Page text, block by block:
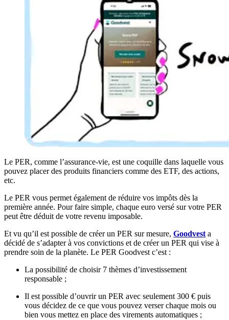
Le PER, comme l’assurance-vie, est une coquille dans laquelle vous
pouvez placer des produits financiers comme des ETF, des actions,
etc.
Le PER vous permet également de réduire vos impôts dès la
première année. Pour faire simple, chaque euro versé sur votre PER
peut être déduit de votre revenu imposable.
Et vu qu’il est possible de créer un PER sur mesure, Goodvest a
décidé de s’adapter à vos convictions et de créer un PER qui vise à
prendre soin de la planète. Le PER Goodvest c’est :
La possibilité de choisir 7 thèmes d’investissement
responsable ;
Il est possible d’ouvrir un PER avec seulement 300 € puis
vous décidez de ce que vous pouvez verser chaque mois ou
bien vous mettez en place des virements automatiques ;